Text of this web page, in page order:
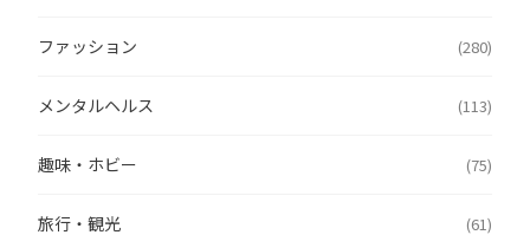
ファッション (280)
メンタルヘルス (113)
趣味・ホビー (75)
旅行・観光 (61)